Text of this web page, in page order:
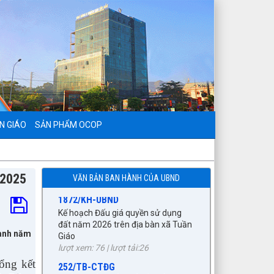
GIÁO SẢN PHẨM OCOP
năm
kết
VĂN BẢN BAN HÀNH CỦA UBND
797./TTPTQĐ-KV2
Về việc đăng tải lên trên Cổng
thông tin điện tử của UBND xã Tuần
Giáo công khai dự thảo phương án
bồi thường, hỗ trợ (đợt 6)công trình:
Hồ bản phủ thuộc dự án cụm
lượt xem: 43 | lượt tải:33
Kế hoạch Đấu giá quyền sử dụng
đất năm 2026 trên địa bàn xã Tuần
Giáo
lượt xem: 76 | lượt tải:26
252/TB-CTĐG
THÔNG BÁO ĐẤU GIÁ TÀI SẢN
lượt xem: 189 | lượt tải:85
THÔNG BÁO Về việc lựa chọn tổ